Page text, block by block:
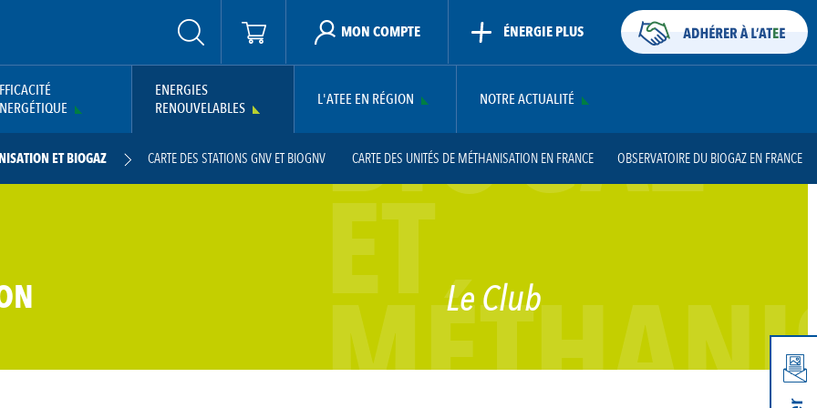
MON COMPTE ÉNERGIE PLUS
ENERGIES
RENOUVELABLES
L'ATEE EN RÉGION NOTRE ACTUALITÉ
ET BIOGAZ CARTE DES STATIONS GNV ET BIOGNV CARTE DES UNITÉS DE MÉTHANISATION EN FRANCE OBSERVATOIRE DU BIOGAZ EN FRANCE
BIOGAZ
ET Le Club